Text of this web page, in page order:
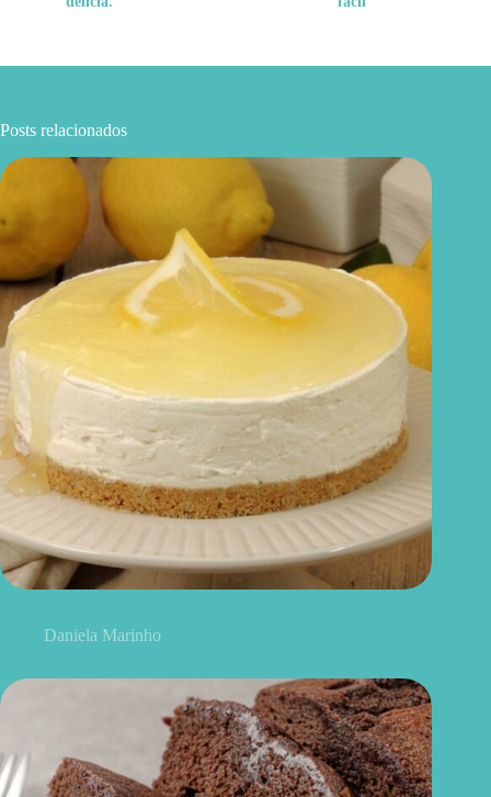
Posts relacionados
Daniela Marinho